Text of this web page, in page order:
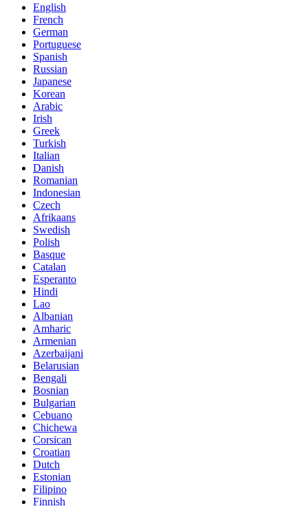
English
French
German
Portuguese
Spanish
Russian
Japanese
Korean
Arabic
Irish
Greek
Turkish
Italian
Danish
Romanian
Indonesian
Czech
Afrikaans
Swedish
Polish
Basque
Catalan
Esperanto
Hindi
Lao
Albanian
Amharic
Armenian
Azerbaijani
Belarusian
Bengali
Bosnian
Bulgarian
Cebuano
Chichewa
Corsican
Croatian
Dutch
Estonian
Filipino
Finnish